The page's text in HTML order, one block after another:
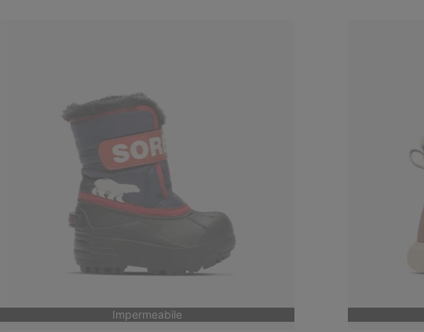
Impermeabile